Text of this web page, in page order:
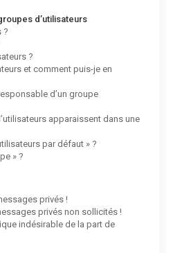
d’utilisateurs
?
?
et comment puis-je en
d’un groupe
apparaissent dans une
par défaut » ?
» ?
privés !
privés non sollicités !
indésirable de la part de